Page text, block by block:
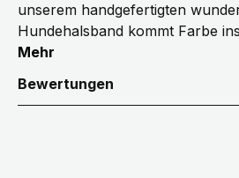
unserem handgefertigten
Hundehalsband kommt Farbe
Mehr
Bewertungen